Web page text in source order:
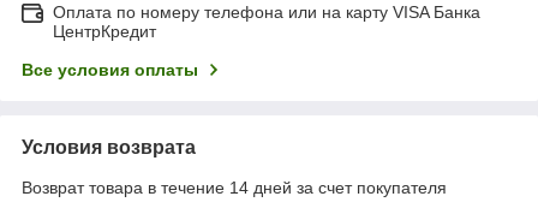
Оплата по номеру телефона или на карту VISA Банка
ЦентрКредит
Все условия оплаты
Условия возврата
Возврат товара в течение 14 дней за счет покупателя